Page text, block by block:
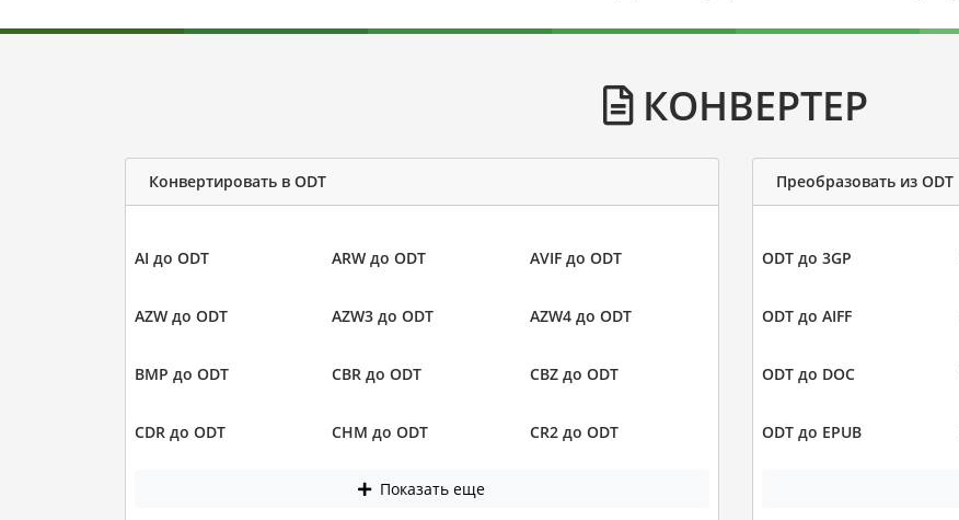
КОНВЕРТЕР
Конвертировать в ODT
AI до ODT ARW до ODT AVIF до ODT
AZW до ODT AZW3 до ODT AZW4 до ODT
BMP до ODT CBR до ODT CBZ до ODT
CDR до ODT CHM до ODT CR2 до ODT
Показать еще
Преобразовать из ODT
ODT до 3GP
ODT до AIFF
ODT до DOC
ODT до EPUB